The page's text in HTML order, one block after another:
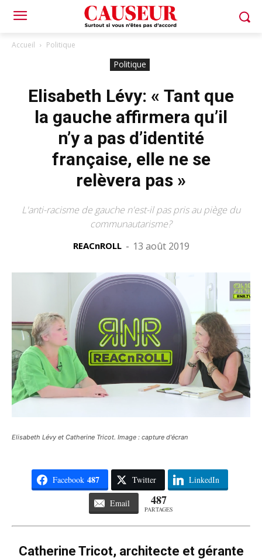
Accueil Politique
Politique
Elisabeth Lévy: « Tant que
la gauche affirmera qu’il
n’y a pas d’identité
française, elle ne se
relèvera pas »
L'anti-racisme de gauche n'est-il pas pris au piège du
communautarisme?
REACnROLL - 13 août 2019
Elisabeth Lévy et Catherine Tricot. Image : capture d'écran
Facebook 487 Twitter LinkedIn
Email 487
PARTAGES
Catherine Tricot, architecte et gérante